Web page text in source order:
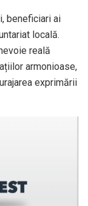
beneficiari ai
locală.
reală
armonioase,
exprimării